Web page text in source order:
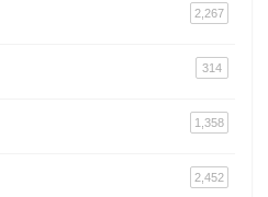
2,267
314
1,358
2,452